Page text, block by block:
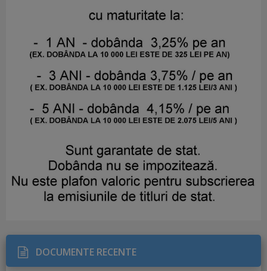
DOCUMENTE RECENTE